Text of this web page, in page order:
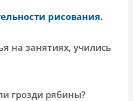
рисования.
на занятиях, учились
грозди рябины?